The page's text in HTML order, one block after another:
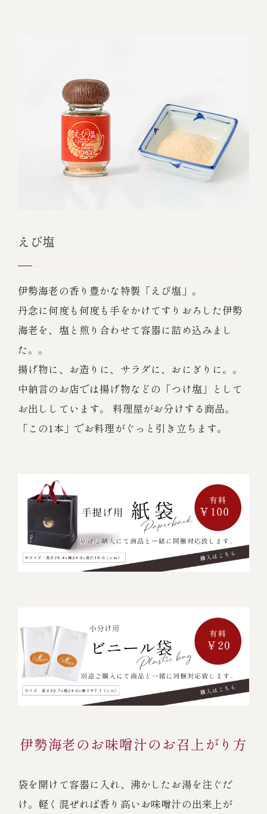
えび塩
伊勢海老の香り豊かな特製「えび塩」。
丹念に何度も何度も手をかけてすりおろした伊勢
海老を、塩と煎り合わせて容器に詰め込みまし
た。。
揚げ物に、お造りに、サラダに、おにぎりに。。
中納言のお店では揚げ物などの「つけ塩」として
お出ししています。 料理屋がお分けする商品。
「この1本」でお料理がぐっと引き立ちます。
伊勢海老のお味噌汁のお召上がり方
袋を開けて容器に入れ、沸かしたお湯を注ぐだ
け。 軽く混ぜれば香り高いお味噌汁の出来上が